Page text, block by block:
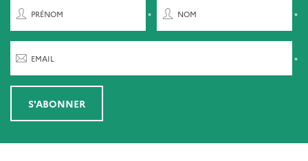
PRÉNOM NOM
EMAIL
S'ABONNER